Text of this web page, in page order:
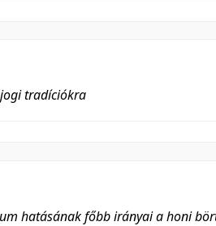
tradíciókra
hatásának főbb irányai a honi